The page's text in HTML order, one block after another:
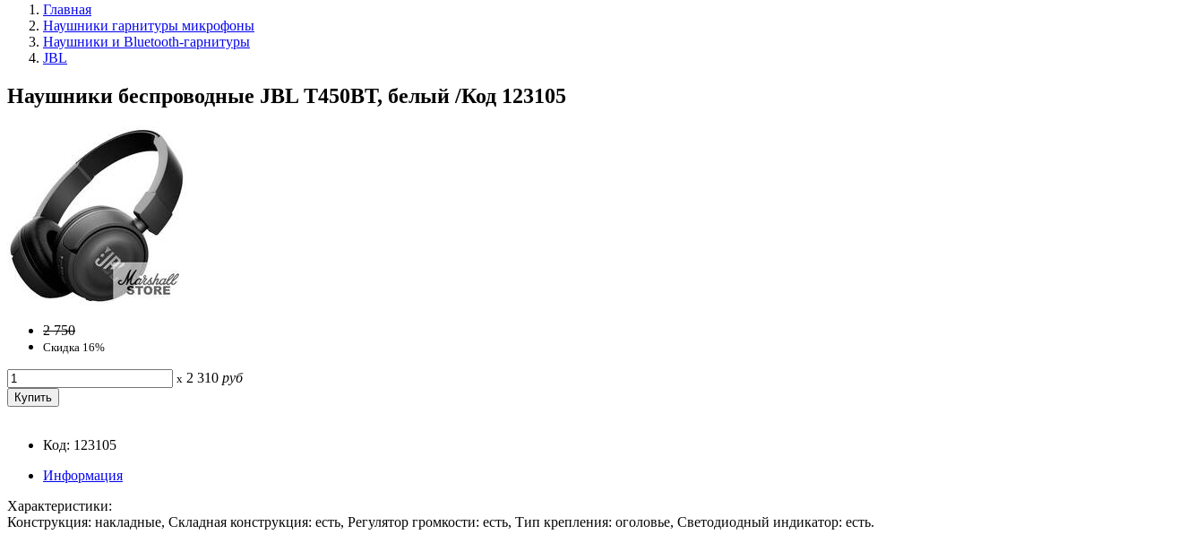
Главная
Наушники гарнитуры микрофоны
Наушники и Bluetooth-гарнитуры
JBL
Наушники беспроводные JBL T450BT, белый /Код 123105
2 750
Скидка 16%
x 2 310 руб
Код: 123105
Информация
Характеристики:
Конструкция: накладные, Складная конструкция: есть, Регулятор громкости: есть, Тип крепления: оголовье, Светодиодный индикатор: есть.